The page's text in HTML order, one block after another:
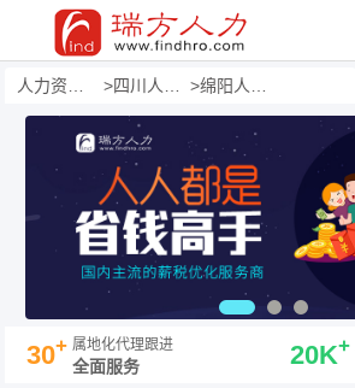
四川人力外包 绵阳人力外包
30+ 属地化代理跟进
全面服务 20K+